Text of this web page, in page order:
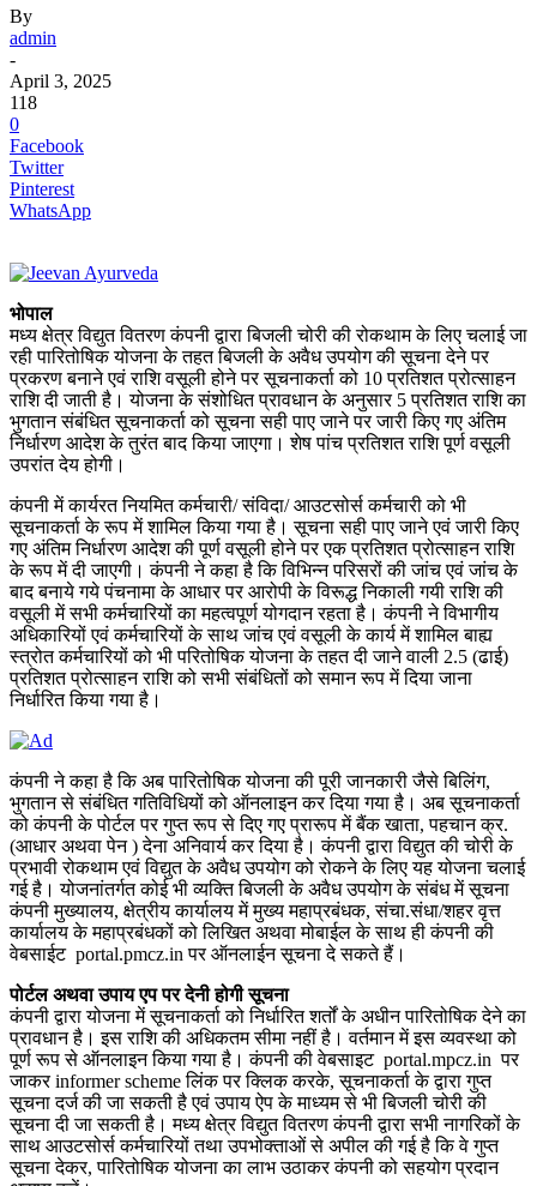
By
admin
-
April 3, 2025
118
0
Facebook
Twitter
Pinterest
WhatsApp
भोपाल
मध्य क्षेत्र विद्युत वितरण कंपनी द्वारा बिजली चोरी की रोकथाम के लिए चलाई जा
रही पारितोषिक योजना के तहत बिजली के अवैध उपयोग की सूचना देने पर
प्रकरण बनाने एवं राशि वसूली होने पर सूचनाकर्ता को 10 प्रतिशत प्रोत्साहन
राशि दी जाती है। योजना के संशोधित प्रावधान के अनुसार 5 प्रतिशत राशि का
भुगतान संबंधित सूचनाकर्ता को सूचना सही पाए जाने पर जारी किए गए अंतिम
निर्धारण आदेश के तुरंत बाद किया जाएगा। शेष पांच प्रतिशत राशि पूर्ण वसूली
उपरांत देय होगी।
कंपनी में कार्यरत नियमित कर्मचारी/ संविदा/ आउटसोर्स कर्मचारी को भी
सूचनाकर्ता के रूप में शामिल किया गया है। सूचना सही पाए जाने एवं जारी किए
गए अंतिम निर्धारण आदेश की पूर्ण वसूली होने पर एक प्रतिशत प्रोत्साहन राशि
के रूप में दी जाएगी। कंपनी ने कहा है कि विभिन्न परिसरों की जांच एवं जांच के
बाद बनाये गये पंचनामा के आधार पर आरोपी के विरूद्ध निकाली गयी राशि की
वसूली में सभी कर्मचारियों का महत्वपूर्ण योगदान रहता है। कंपनी ने विभागीय
अधिकारियों एवं कर्मचारियों के साथ जांच एवं वसूली के कार्य में शामिल बाह्य
स्त्रोत कर्मचारियों को भी परितोषिक योजना के तहत दी जाने वाली 2.5 (ढाई)
प्रतिशत प्रोत्साहन राशि को सभी संबंधितों को समान रूप में दिया जाना
निर्धारित किया गया है।
कंपनी ने कहा है कि अब पारितोषिक योजना की पूरी जानकारी जैसे बिलिंग,
भुगतान से संबंधित गतिविधियों को ऑनलाइन कर दिया गया है। अब सूचनाकर्ता
को कंपनी के पोर्टल पर गुप्त रूप से दिए गए प्रारूप में बैंक खाता, पहचान क्र.
(आधार अथवा पेन ) देना अनिवार्य कर दिया है। कंपनी द्वारा विद्युत की चोरी के
प्रभावी रोकथाम एवं विद्युत के अवैध उपयोग को रोकने के लिए यह योजना चलाई
गई है। योजनांतर्गत कोई भी व्यक्ति बिजली के अवैध उपयोग के संबंध में सूचना
कंपनी मुख्यालय, क्षेत्रीय कार्यालय में मुख्य महाप्रबंधक, संचा.संधा/शहर वृत्त
कार्यालय के महाप्रबंधकों को लिखित अथवा मोबाईल के साथ ही कंपनी की
वेबसाईट portal.pmcz.in पर ऑनलाईन सूचना दे सकते हैं।
पोर्टल अथवा उपाय एप पर देनी होगी सूचना
कंपनी द्वारा योजना में सूचनाकर्ता को निर्धारित शर्तों के अधीन पारितोषिक देने का
प्रावधान है। इस राशि की अधिकतम सीमा नहीं है। वर्तमान में इस व्यवस्था को
पूर्ण रूप से ऑनलाइन किया गया है। कंपनी की वेबसाइट portal.mpcz.in पर
जाकर informer scheme लिंक पर क्लिक करके, सूचनाकर्ता के द्वारा गुप्त
सूचना दर्ज की जा सकती है एवं उपाय ऐप के माध्यम से भी बिजली चोरी की
सूचना दी जा सकती है। मध्य क्षेत्र विद्युत वितरण कंपनी द्वारा सभी नागरिकों के
साथ आउटसोर्स कर्मचारियों तथा उपभोक्ताओं से अपील की गई है कि वे गुप्त
सूचना देकर, पारितोषिक योजना का लाभ उठाकर कंपनी को सहयोग प्रदान